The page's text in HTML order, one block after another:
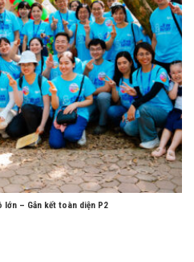
lớn – Gắn kết toàn diện P2